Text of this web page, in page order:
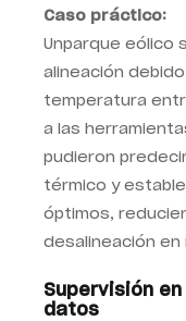
Caso práctico:
Unparque eólico
alineación
temperatura
a las
pudieron
térmico y
óptimos,
desalineación en
Supervisión
datos